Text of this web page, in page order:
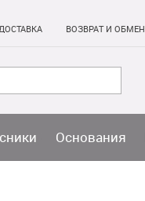
ВОЗВРАТ И ОБМЕН
Основания